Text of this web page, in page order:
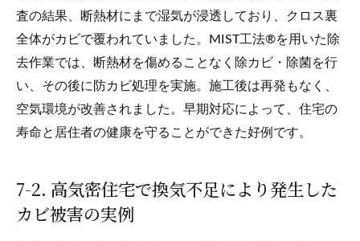
査の結果、断熱材にまで湿気が浸透しており、クロス裏
全体がカビで覆われていました。MIST工法®を用いた除
去作業では、断熱材を傷めることなく除カビ・除菌を行
い、その後に防カビ処理を実施。施工後は再発もなく、
空気環境が改善されました。早期対応によって、住宅の
寿命と居住者の健康を守ることができた好例です。
7-2. 高気密住宅で換気不足により発生した
カビ被害の実例